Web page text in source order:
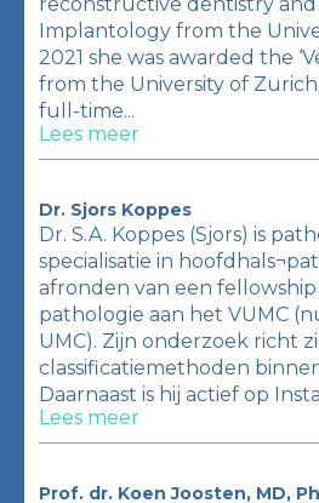
Implantology from the
2021 she was awarded the
from the University of Zurich.
full-time...
Lees meer
Dr. Sjors Koppes
Dr. S.A. Koppes (Sjors) is
specialisatie in
afronden van een
pathologie aan het VUMC
UMC). Zijn onderzoek richt
classificatiemethoden
Daarnaast is hij actief op
Lees meer
Prof. dr. Koen Joosten, MD,